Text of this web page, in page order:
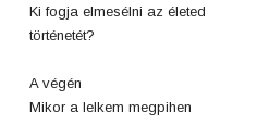
Ki fogja elmesélni az életed
történetét?
A végén
Mikor a lelkem megpihen